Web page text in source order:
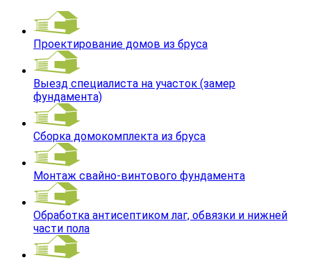
Проектирование домов из бруса
Выезд специалиста на участок (замер
фундамента)
Сборка домокомплекта из бруса
Монтаж свайно-винтового фундамента
Обработка антисептиком лаг, обвязки и нижней
части пола